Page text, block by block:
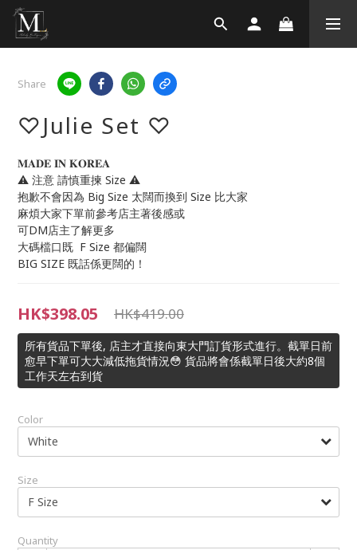
Share
♡Julie Set ♡
𝐌𝐀𝐃𝐄 𝐈𝐍 𝐊𝐎𝐑𝐄𝐀
⚠️ 注意 請慎重揀 Size ⚠️
抱歉不會因為 Big Size 太闊而換到 Size 比大家
麻煩大家下單前參考店主著後感或
可DM店主了解更多
大碼檔口既  F Size 都偏闊
BIG SIZE 既話係更闊的！
HK$398.05 HK$419.00
所有貨品下單後, 店主才直接向東大門訂貨形式進行。截單日前
愈早下單可大大減低拖貨情況😳 貨品將會係截單日後大約8個
工作天左右到貨
Color
Size
Quantity